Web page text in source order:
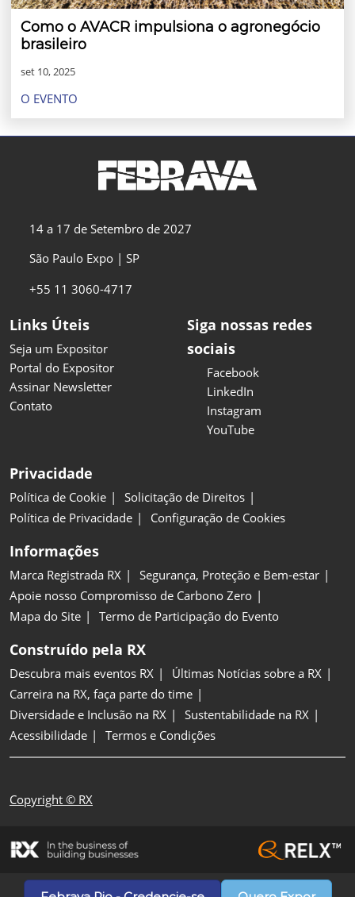
Como o AVACR impulsiona o agronegócio
brasileiro
set 10, 2025
O EVENTO
14 a 17 de Setembro de 2027
São Paulo Expo | SP
+55 11 3060-4717
Links Úteis
Seja um Expositor
Portal do Expositor
Assinar Newsletter
Contato
Siga nossas redes
sociais
Facebook
LinkedIn
Instagram
YouTube
Privacidade
Política de Cookie
Solicitação de Direitos
Política de Privacidade
Configuração de Cookies
Informações
Marca Registrada RX
Segurança, Proteção e Bem-estar
Apoie nosso Compromisso de Carbono Zero
Mapa do Site
Termo de Participação do Evento
Construído pela RX
Descubra mais eventos RX
Últimas Notícias sobre a RX
Carreira na RX, faça parte do time
Diversidade e Inclusão na RX
Sustentabilidade na RX
Acessibilidade
Termos e Condições
Copyright © RX